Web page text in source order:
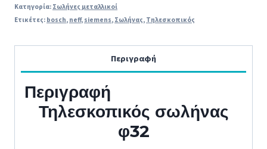
Κατηγορία: Σωλήνες μεταλλικοί
Ετικέτες: bosch, neff, siemens, Σωλήνας, Τηλεσκοπικός
Περιγραφή
Περιγραφή
Τηλεσκοπικός σωλήνας
φ32